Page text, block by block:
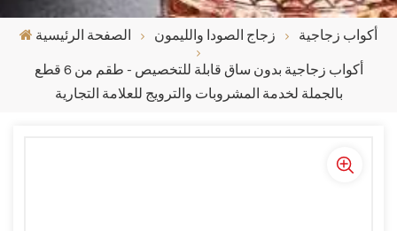
الصفحة الرئيسية زجاج الصودا والليمون أكواب زجاجية
أكواب زجاجية بدون ساق قابلة للتخصيص - طقم من 6 قطع
بالجملة لخدمة المشروبات والترويج للعلامة التجارية